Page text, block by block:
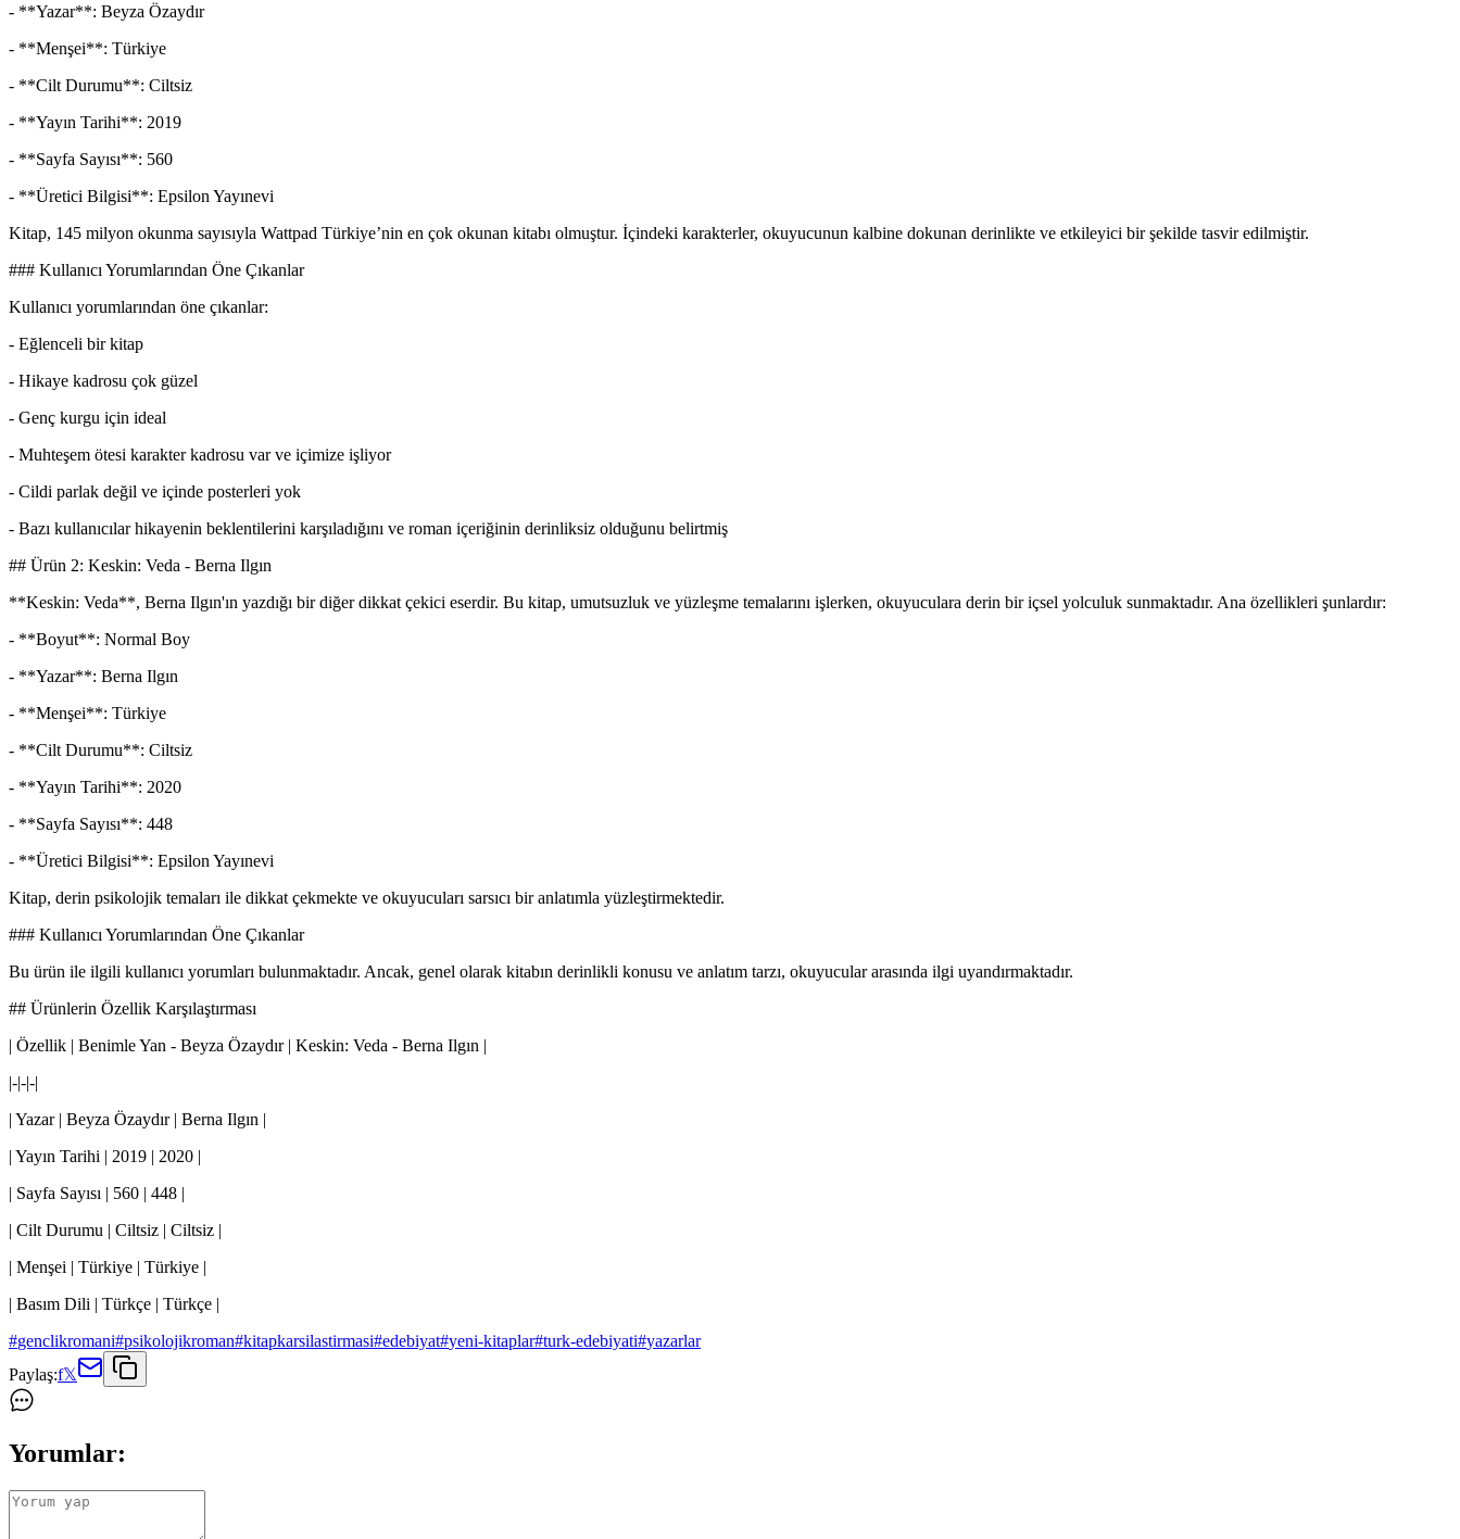
- **Yazar**: Beyza Özaydır
- **Menşei**: Türkiye
- **Cilt Durumu**: Ciltsiz
- **Yayın Tarihi**: 2019
- **Sayfa Sayısı**: 560
- **Üretici Bilgisi**: Epsilon Yayınevi
Kitap, 145 milyon okunma sayısıyla Wattpad Türkiye’nin en çok okunan kitabı olmuştur. İçindeki karakterler, okuyucunun kalbine dokunan derinlikte ve etkileyici bir şekilde tasvir edilmiştir.
### Kullanıcı Yorumlarından Öne Çıkanlar
Kullanıcı yorumlarından öne çıkanlar:
- Eğlenceli bir kitap
- Hikaye kadrosu çok güzel
- Genç kurgu için ideal
- Muhteşem ötesi karakter kadrosu var ve içimize işliyor
- Cildi parlak değil ve içinde posterleri yok
- Bazı kullanıcılar hikayenin beklentilerini karşıladığını ve roman içeriğinin derinliksiz olduğunu belirtmiş
## Ürün 2: Keskin: Veda - Berna Ilgın
**Keskin: Veda**, Berna Ilgın'ın yazdığı bir diğer dikkat çekici eserdir. Bu kitap, umutsuzluk ve yüzleşme temalarını işlerken, okuyuculara derin bir içsel yolculuk sunmaktadır. Ana özellikleri şunlardır:
- **Boyut**: Normal Boy
- **Yazar**: Berna Ilgın
- **Menşei**: Türkiye
- **Cilt Durumu**: Ciltsiz
- **Yayın Tarihi**: 2020
- **Sayfa Sayısı**: 448
- **Üretici Bilgisi**: Epsilon Yayınevi
Kitap, derin psikolojik temaları ile dikkat çekmekte ve okuyucuları sarsıcı bir anlatımla yüzleştirmektedir.
### Kullanıcı Yorumlarından Öne Çıkanlar
Bu ürün ile ilgili kullanıcı yorumları bulunmaktadır. Ancak, genel olarak kitabın derinlikli konusu ve anlatım tarzı, okuyucular arasında ilgi uyandırmaktadır.
## Ürünlerin Özellik Karşılaştırması
| Özellik | Benimle Yan - Beyza Özaydır | Keskin: Veda - Berna Ilgın |
|-|-|-|
| Yazar | Beyza Özaydır | Berna Ilgın |
| Yayın Tarihi | 2019 | 2020 |
| Sayfa Sayısı | 560 | 448 |
| Cilt Durumu | Ciltsiz | Ciltsiz |
| Menşei | Türkiye | Türkiye |
| Basım Dili | Türkçe | Türkçe |
#genclikromani#psikolojikroman#kitapkarsilastirmasi#edebiyat#yeni-kitaplar#turk-edebiyati#yazarlar
Paylaş:f𝕏
Yorumlar: